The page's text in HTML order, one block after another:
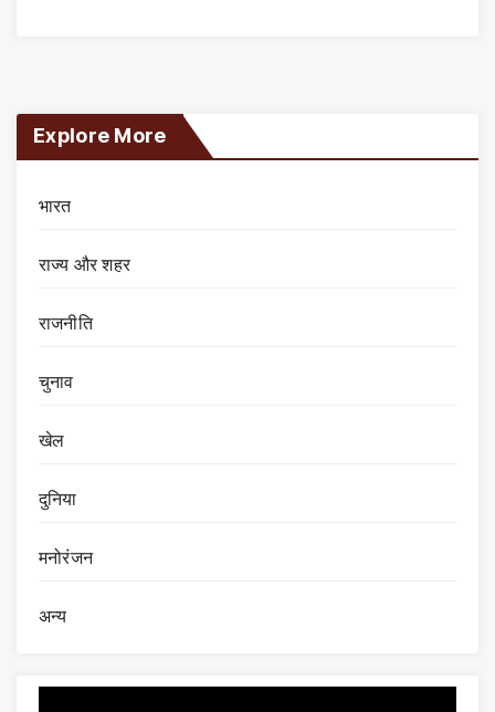
Explore More
भारत
राज्य और शहर
राजनीति
चुनाव
खेल
दुनिया
मनोरंजन
अन्य